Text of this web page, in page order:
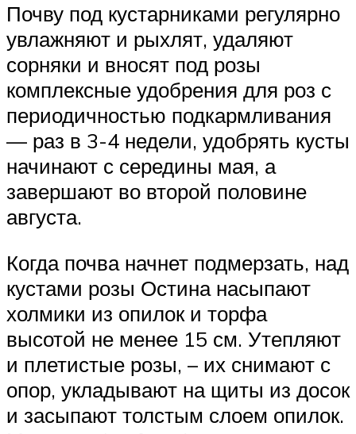
Почву под кустарниками регулярно
увлажняют и рыхлят, удаляют
сорняки и вносят под розы
комплексные удобрения для роз с
периодичностью подкармливания
— раз в 3-4 недели, удобрять кусты
начинают с середины мая, а
завершают во второй половине
августа.
Когда почва начнет подмерзать, над
кустами розы Остина насыпают
холмики из опилок и торфа
высотой не менее 15 см. Утепляют
и плетистые розы, – их снимают с
опор, укладывают на щиты из досок
и засыпают толстым слоем опилок.